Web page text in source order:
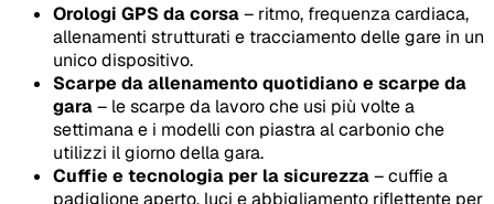
Orologi GPS da corsa– ritmo, frequenza cardiaca,
allenamenti strutturati e tracciamento delle gare in un
unico dispositivo.
Scarpe da allenamento quotidiano e scarpe da
gara– le scarpe da lavoro che usi più volte a
settimana e i modelli con piastra al carbonio che
utilizzi il giorno della gara.
Cuffie e tecnologia per la sicurezza– cuffie a
padiglione aperto, luci e abbigliamento riflettente per